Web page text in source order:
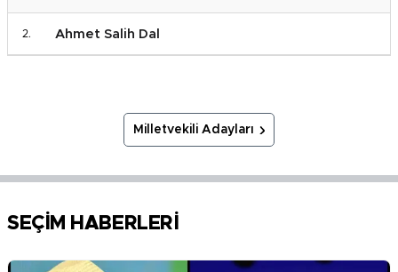
Ahmet Salih Dal
Milletvekili Adayları
SEÇİM HABERLERİ